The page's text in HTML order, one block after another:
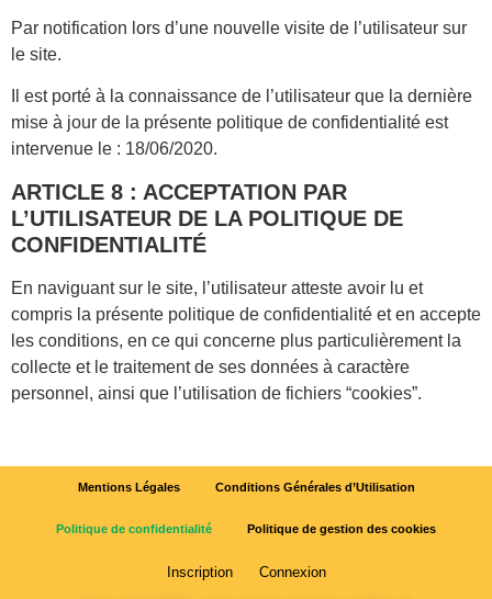
Par notification lors d’une nouvelle visite de l’utilisateur sur
le site.
Il est porté à la connaissance de l’utilisateur que la dernière
mise à jour de la présente politique de confidentialité est
intervenue le : 18/06/2020.
ARTICLE 8 : ACCEPTATION PAR
L’UTILISATEUR DE LA POLITIQUE DE
CONFIDENTIALITÉ
En naviguant sur le site, l’utilisateur atteste avoir lu et
compris la présente politique de confidentialité et en accepte
les conditions, en ce qui concerne plus particulièrement la
collecte et le traitement de ses données à caractère
personnel, ainsi que l’utilisation de fichiers “cookies”.
Mentions Légales Conditions Générales d’Utilisation
Politique de confidentialité Politique de gestion des cookies
Inscription Connexion